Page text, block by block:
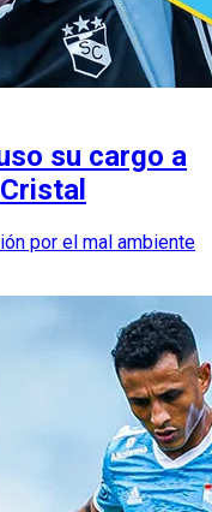
su cargo a
por el mal ambiente